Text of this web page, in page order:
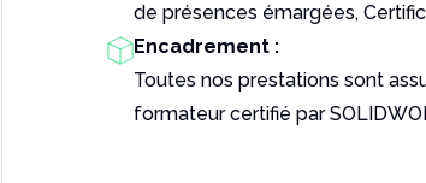
de présences émargées,
Encadrement :
Toutes nos prestations sont
formateur certifié par